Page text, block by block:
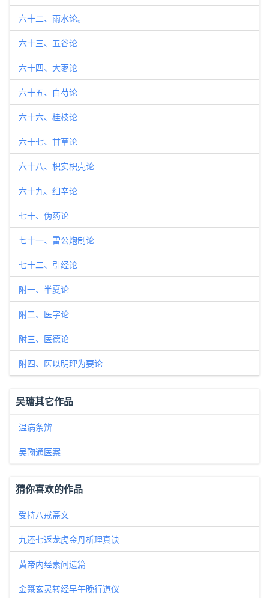
六十二、雨水论。
六十三、五谷论
六十四、大枣论
六十五、白芍论
六十六、桂枝论
六十七、甘草论
六十八、枳实枳壳论
六十九、细辛论
七十、伪药论
七十一、雷公炮制论
七十二、引经论
附一、半夏论
附二、医字论
附三、医德论
附四、医以明理为要论
吴瑭其它作品
温病条辨
吴鞠通医案
猜你喜欢的作品
受持八戒斋文
九还七返龙虎金丹析理真诀
黄帝内经素问遗篇
金箓玄灵转经早午晚行道仪